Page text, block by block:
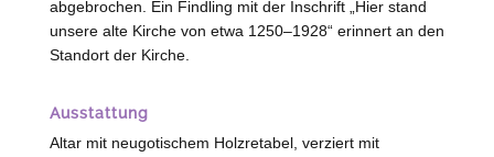
abgebrochen. Ein Findling mit der Inschrift „Hier stand
unsere alte Kirche von etwa 1250–1928“ erinnert an den
Standort der Kirche.
Ausstattung
Altar mit neugotischem Holzretabel, verziert mit